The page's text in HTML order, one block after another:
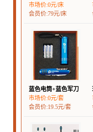
市场价:0元/床
会员价:79元/床
蓝色电筒+蓝色军刀
市场价:0元/套
会员价:19.5元/套